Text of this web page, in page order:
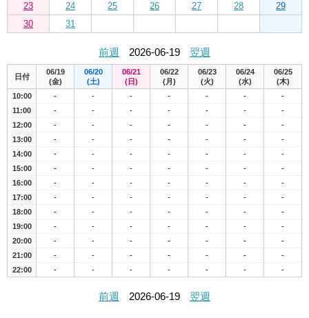
23
24 25 26 27 28
29
30
31
前週 2026-06-19 翌週
日付
06/19
(金)
06/20
(土)
06/21
(日)
06/22
(月)
06/23
(火)
06/24
(水)
06/25
(木)
10:00
- - - - - -
-
11:00
- - - - - -
-
12:00
- - - - - -
-
13:00
- - - - - -
-
14:00
- - - - - -
-
15:00
- - - - - -
-
16:00
- - - - - -
-
17:00
- - - - - -
-
18:00
- - - - - -
-
19:00
- - - - - -
-
20:00
- - - - - -
-
21:00
- - - - - -
-
22:00
- - - - - - -
前週 2026-06-19 翌週